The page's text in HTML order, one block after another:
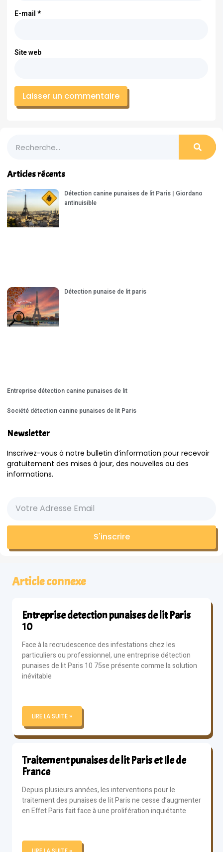
E-mail*
Site web
Articles récents
Détection canine punaises de lit Paris | Giordano
antinuisible
Détection punaise de lit paris
Entreprise détection canine punaises de lit
Société détection canine punaises de lit Paris
Newsletter
Inscrivez-vous à notre bulletin d’information pour recevoir
gratuitement des mises à jour, des nouvelles ou des
informations.
S'inscrire
Article connexe
Entreprise detection punaises de lit Paris
10
Face à la recrudescence des infestations chez les
particuliers ou professionnel, une entreprise détection
punaises de lit Paris 10 75se présente comme la solution
inévitable
LIRE LA SUITE »
Traitement punaises de lit Paris et Ile de
France
Depuis plusieurs années, les interventions pour le
traitement des punaises de lit Paris ne cesse d’augmenter
en Effet Paris fait face à une prolifération inquiétante